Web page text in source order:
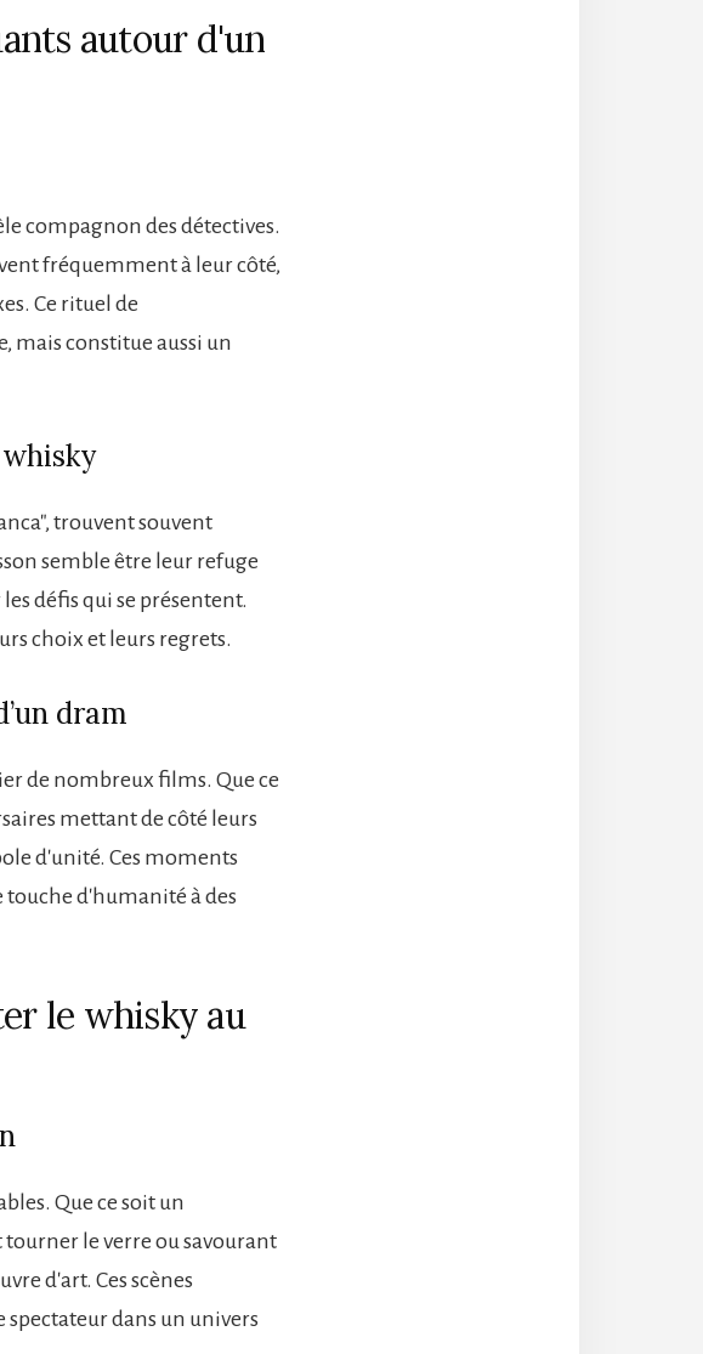
autour d'un
compagnon des détectives.
fréquemment à leur côté,
Ce rituel de
constitue aussi un
trouvent souvent
semble être leur refuge
défis qui se présentent.
choix et leurs regrets.
dram
de nombreux films. Que ce
mettant de côté leurs
d'unité. Ces moments
d'humanité à des
le whisky au
Que ce soit un
le verre ou savourant
d'art. Ces scènes
dans un univers